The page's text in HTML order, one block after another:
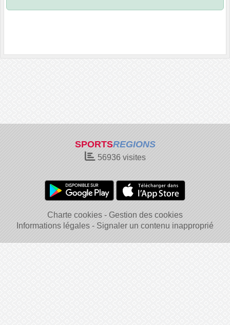
SPORTSREGIONS
56936visites
Charte cookies
Gestion des cookies
Informations légales
Signaler un contenu inapproprié